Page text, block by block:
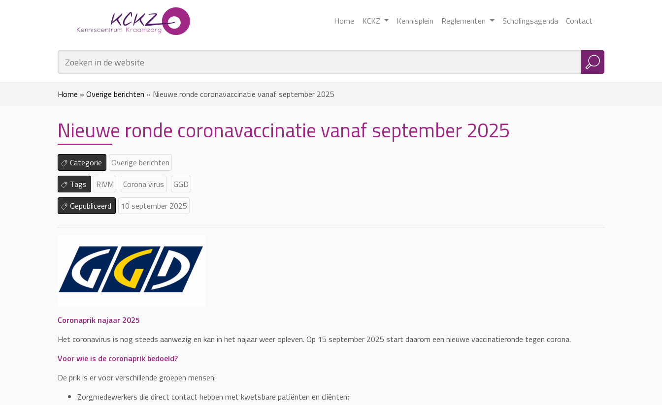
Home KCKZ Kennisplein Reglementen Scholingsagenda Contact
Home » Overige berichten » Nieuwe ronde coronavaccinatie vanaf september 2025
Nieuwe ronde coronavaccinatie vanaf september 2025
Categorie
Overige berichten
Tags
RIVM Corona virus
GGD
Gepubliceerd
10 september 2025
Coronaprik najaar 2025
Het coronavirus is nog steeds aanwezig en kan in het najaar weer opleven. Op 15 september 2025 start daarom een nieuwe vaccinatieronde tegen corona.
Voor wie is de coronaprik bedoeld?
De prik is er voor verschillende groepen mensen:
Zorgmedewerkers die direct contact hebben met kwetsbare patiënten en cliënten;